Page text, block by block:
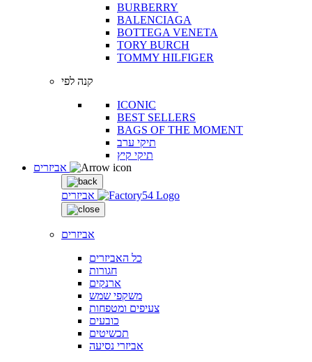
BURBERRY
BALENCIAGA
BOTTEGA VENETA
TORY BURCH
TOMMY HILFIGER
קנה לפי
ICONIC
BEST SELLERS
BAGS OF THE MOMENT
תיקי ערב
תיקי קיץ
אביזרים
אביזרים
כל האביזרים
חגורות
ארנקים
משקפי שמש
צעיפים ומטפחות
כובעים
תכשיטים
אביזרי נסיעה